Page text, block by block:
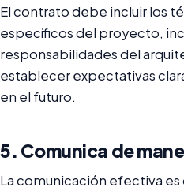
El contrato debe incluir los
específicos del proyecto,
responsabilidades del
establecer expectativas
en el futuro.
5. Comunica de
La comunicación efectiva es